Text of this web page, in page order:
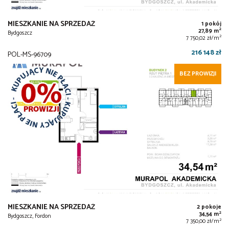
MIESZKANIE NA SPRZEDAŻ
Bydgoszcz
1 pokój
27,89 m2
7 750,02 zł/m2
POL-MS-96709 216 148 zł
BEZ PROWIZJI
MIESZKANIE NA SPRZEDAŻ
Bydgoszcz, Fordon
2 pokoje
34,54 m2
7 350,00 zł/m2